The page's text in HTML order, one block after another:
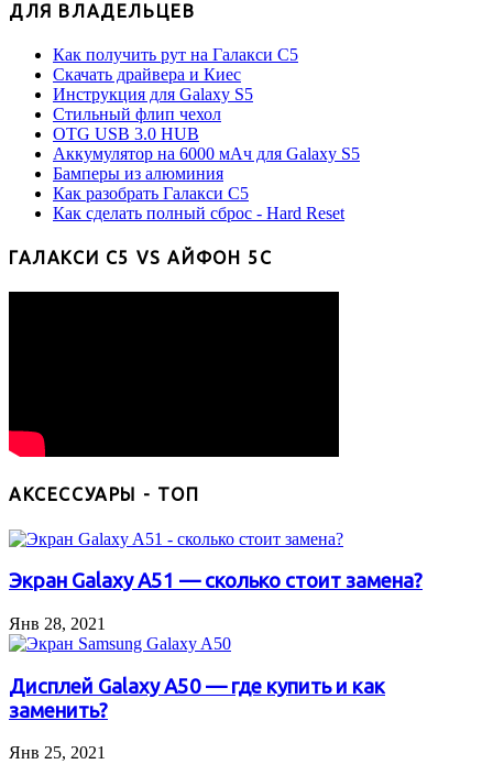
ДЛЯ ВЛАДЕЛЬЦЕВ
Как получить рут на Галакси С5
Скачать драйвера и Киес
Инструкция для Galaxy S5
Стильный флип чехол
OTG USB 3.0 HUB
Аккумулятор на 6000 мАч для Galaxy S5
Бамперы из алюминия
Как разобрать Галакси С5
Как сделать полный сброс - Hard Reset
ГАЛАКСИ С5 VS АЙФОН 5С
АКСЕССУАРЫ - ТОП
Экран Galaxy A51 — сколько стоит замена?
Янв 28, 2021
Дисплей Galaxy A50 — где купить и как
заменить?
Янв 25, 2021